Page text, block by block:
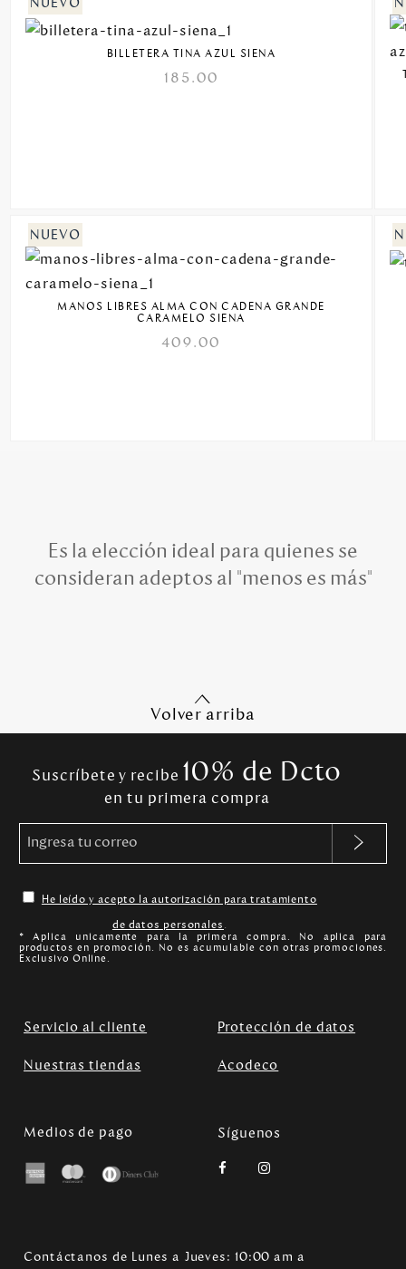
BILLETERA TINA AZUL SIENA
185.00
MANOS LIBRES ALMA CON CADENA GRANDE
CARAMELO SIENA
409.00
Es la elección ideal para quienes se
consideran adeptos al "menos es más"
Volver arriba
Suscríbete y recibe 10% de Dcto
en tu primera compra
He leído y acepto la autorización para tratamiento
de datos personales.
* Aplica unicamente para la primera compra. No aplica para
productos en promoción. No es acumulable con otras promociones.
Exclusivo Online.
Servicio al cliente Protección de datos
Nuestras tiendas Acodeco
Medios de pago Síguenos
Contáctanos de Lunes a Jueves: 10:00 am a